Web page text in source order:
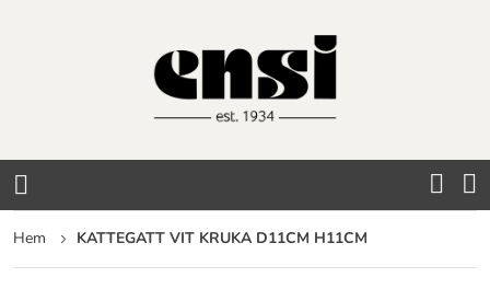
Hem KATTEGATT VIT KRUKA D11CM H11CM